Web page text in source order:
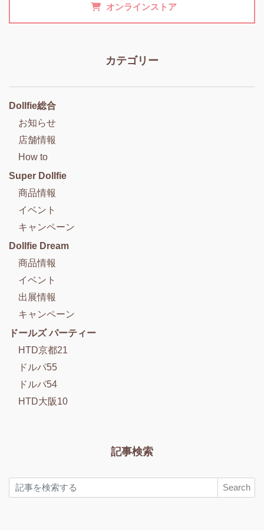
オンラインストア
カテゴリー
Dollfie総合
お知らせ
店舗情報
How to
Super Dollfie
商品情報
イベント
キャンペーン
Dollfie Dream
商品情報
イベント
出展情報
キャンペーン
ドールズ パーティー
HTD京都21
ドルパ55
ドルパ54
HTD大阪10
記事検索
Search